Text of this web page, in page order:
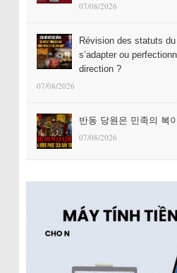
07/08/2026
Révision des statuts
s’adapter ou
direction ?
07/08/2026
반동 당원은 민족의 복
07/08/2026